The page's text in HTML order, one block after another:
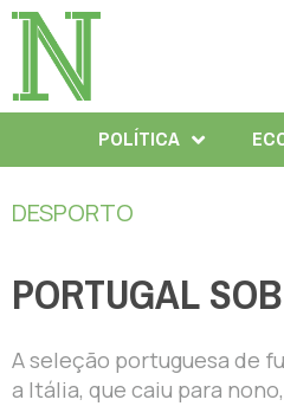
POLÍTICA
DESPORTO
PORTUGAL
A seleção portuguesa de
a Itália, que caiu para